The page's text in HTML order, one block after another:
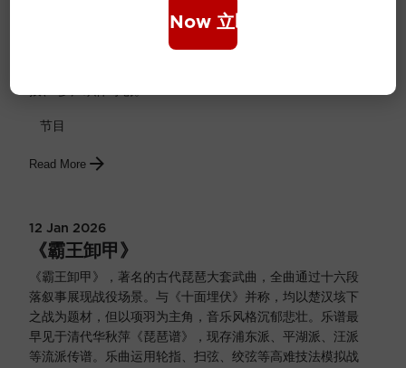
选自家喻户晓的中国古典故事《水 浒》，乐曲刻划了林冲的
英雄气概与急奔梁山的情景。全曲共分五段：“引子”、“愤
拔、 多声织体等创。
节目
Read More
12 Jan 2026
《霸王卸甲》
《霸王卸甲》，著名的古代琵琶大套武曲，全曲通过十六段
落叙事展现战役场景。与《十面埋伏》并称，均以楚汉垓下
之战为题材，但以项羽为主角，音乐风格沉郁悲壮。乐谱最
早见于清代华秋萍《琵琶谱》，现存浦东派、平湖派、汪派
等流派传谱。乐曲运用轮指、扫弦、绞弦等高难技法模拟战
Book Now 立即购票